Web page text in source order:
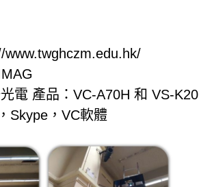
www.twghczm.edu.hk/
電 產品：VC-A70H 和 VS-K20
Skype，VC軟體